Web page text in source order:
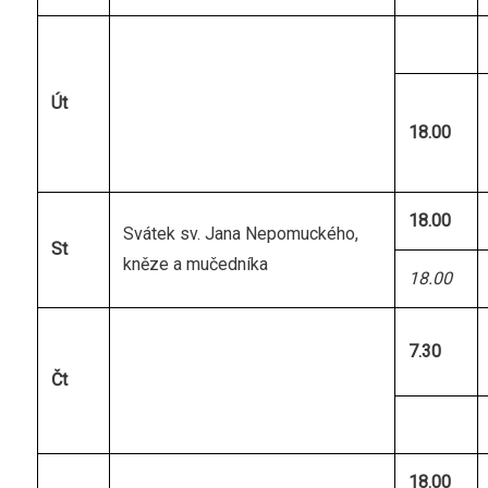
Út
18.00
St
Svátek sv. Jana Nepomuckého,
kněze a mučedníka
18.00
18.00
Čt
7.30
18.00